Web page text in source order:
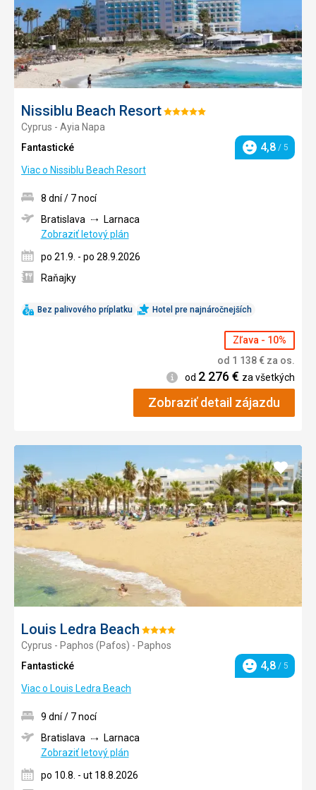
Nissiblu Beach ResortHodnotenie:
Cyprus - Ayia Napa
Fantastické
Hodnotenie
4,8 / 5
Viac o Nissiblu Beach Resort
Bez palivového príplatku Hotel pre najnáročnejších
8 dní / 7 nocí
Bratislava
Larnaca
Zobraziť letový plán
po 21.9. - po 28.9.2026
Raňajky
Zľava - 10%
od 1 138€ za os.
Informácie
od 2 276€ za všetkých
Zobraziť detail zájazdu
Louis Ledra Beach Hodnotenie:
4/5
Cyprus - Paphos (Pafos) - Paphos
Fantastické
Hodnotenie
4,8 / 5
Viac o Louis Ledra Beach
Pridať
do
9 dní / 7 nocí
Bratislava
Larnaca
Zobraziť letový plán
po 10.8. - ut 18.8.2026